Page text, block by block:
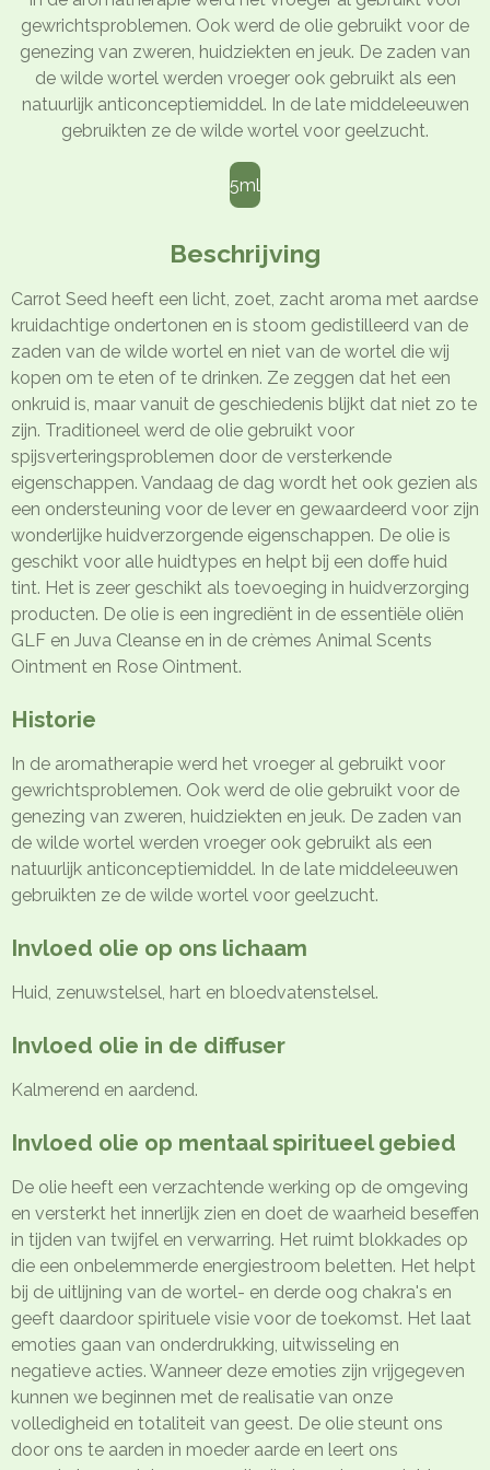
gewrichtsproblemen. Ook werd de olie gebruikt voor de
genezing van zweren, huidziekten en jeuk. De zaden van
de wilde wortel werden vroeger ook gebruikt als een
natuurlijk anticonceptiemiddel. In de late middeleeuwen
gebruikten ze de wilde wortel voor geelzucht.
5ml
Beschrijving
Carrot Seed heeft een licht, zoet, zacht aroma met aardse
kruidachtige ondertonen en is stoom gedistilleerd van de
zaden van de wilde wortel en niet van de wortel die wij
kopen om te eten of te drinken. Ze zeggen dat het een
onkruid is, maar vanuit de geschiedenis blijkt dat niet zo te
zijn. Traditioneel werd de olie gebruikt voor
spijsverteringsproblemen door de versterkende
eigenschappen. Vandaag de dag wordt het ook gezien als
een ondersteuning voor de lever en gewaardeerd voor zijn
wonderlijke huidverzorgende eigenschappen. De olie is
geschikt voor alle huidtypes en helpt bij een doffe huid
tint. Het is zeer geschikt als toevoeging in huidverzorging
producten. De olie is een ingrediënt in de essentiële oliën
GLF en Juva Cleanse en in de crèmes Animal Scents
Ointment en Rose Ointment.
Historie
In de aromatherapie werd het vroeger al gebruikt voor
gewrichtsproblemen. Ook werd de olie gebruikt voor de
genezing van zweren, huidziekten en jeuk. De zaden van
de wilde wortel werden vroeger ook gebruikt als een
natuurlijk anticonceptiemiddel. In de late middeleeuwen
gebruikten ze de wilde wortel voor geelzucht.
Invloed olie op ons lichaam
Huid, zenuwstelsel, hart en bloedvatenstelsel.
Invloed olie in de diffuser
Kalmerend en aardend.
Invloed olie op mentaal spiritueel gebied
De olie heeft een verzachtende werking op de omgeving
en versterkt het innerlijk zien en doet de waarheid beseffen
in tijden van twijfel en verwarring. Het ruimt blokkades op
die een onbelemmerde energiestroom beletten. Het helpt
bij de uitlijning van de wortel- en derde oog chakra's en
geeft daardoor spirituele visie voor de toekomst. Het laat
emoties gaan van onderdrukking, uitwisseling en
negatieve acties. Wanneer deze emoties zijn vrijgegeven
kunnen we beginnen met de realisatie van onze
volledigheid en totaliteit van geest. De olie steunt ons
door ons te aarden in moeder aarde en leert ons